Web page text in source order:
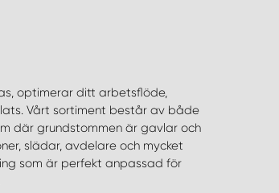
optimerar ditt arbetsflöde,
Vårt sortiment består av både
där grundstommen är gavlar och